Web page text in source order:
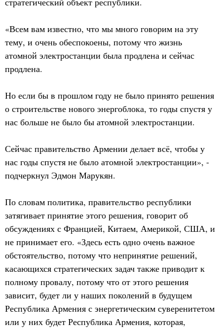
«Всем вам известно, что мы много говорим на эту
тему, и очень обеспокоены, потому что жизнь
атомной электростанции была продлена и сейчас
продлена.
Но если бы в прошлом году не было принято решения
о строительстве нового энергоблока, то годы спустя у
нас больше не было бы атомной электростанции.
Сейчас правительство Армении делает всё, чтобы у
нас годы спустя не было атомной электростанции», -
подчеркнул Эдмон Марукян.
По словам политика, правительство республики
затягивает принятие этого решения, говорит об
обсуждениях с Францией, Китаем, Америкой, США, и
не принимает его. «Здесь есть одно очень важное
обстоятельство, потому что непринятие решений,
касающихся стратегических задач также приводит к
полному провалу, потому что от этого решения
зависит, будет ли у наших поколений в будущем
Республика Армения с энергетическим суверенитетом
или у них будет Республика Армения, которая,